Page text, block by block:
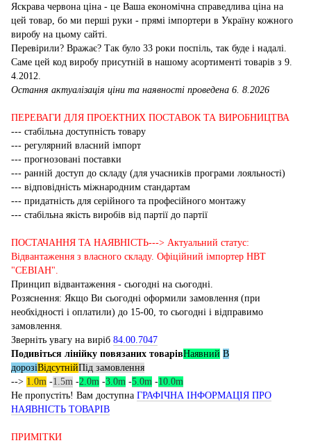
Яскрава червона ціна - це Ваша економічна справедлива ціна на
цей товар, бо ми перші руки - прямі імпортери в Україну кожного
виробу на цьому сайті.
Перевірили? Вражає? Так було 33 роки поспіль, так буде і надалі.
Саме цей код виробу присутній в нашому асортименті товарів з 9.
4.2012.
Остання актуалізація ціни та наявності проведена 6. 8.2026
ПЕРЕВАГИ ДЛЯ ПРОЕКТНИХ ПОСТАВОК ТА ВИРОБНИЦТВА
--- стабільна доступність товару
--- регулярний власний імпорт
--- прогнозовані поставки
--- ранній доступ до складу (для учасників програми лояльності)
--- відповідність міжнародним стандартам
--- придатність для серійного та професійного монтажу
--- стабільна якість виробів від партії до партії
ПОСТАЧАННЯ ТА НАЯВНІСТЬ---> Актуальний статус:
Відвантаження з власного складу. Офіційний імпортер НВТ
"СЕВІАН".
Принцип відвантаження - сьогодні на сьогодні.
Розяснення: Якщо Ви сьогодні оформили замовлення (при
необхідності і оплатили) до 15-00, то сьогодні і відправимо
замовлення.
Зверніть увагу на виріб 84.00.7047
Подивіться лінійку повязаних товарівНаявний В
дорозіВідсутнійПід замовлення
--> 1.0m -1.5m -2.0m -3.0m -5.0m -10.0m
Не пропустіть! Вам доступна ГРАФІЧНА ІНФОРМАЦІЯ ПРО
НАЯВНІСТЬ ТОВАРІВ
ПРИМІТКИ